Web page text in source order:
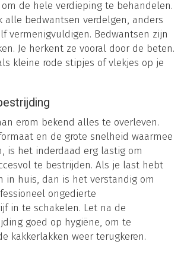
de hele verdieping te behandelen.
alle bedwantsen verdelgen, anders
vermenigvuldigen. Bedwantsen zijn
Je herkent ze vooral door de beten.
kleine rode stipjes of vlekjes op je
erom bekend alles te overleven.
en de grote snelheid waarmee
is het inderdaad erg lastig om
te bestrijden. Als je last hebt
in huis, dan is het verstandig om
ongedierte
in te schakelen. Let na de
goed op hygiëne, om te
kakkerlakken weer terugkeren.